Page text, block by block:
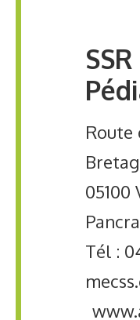
SSR
Route
05100
Tél :